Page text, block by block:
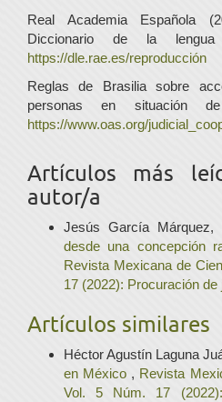
Real Academia Española
Diccionario de la
https://dle.rae.es/reproducción
Reglas de Brasilia sobre
personas en situación de
https://www.oas.org/
Artículos más
autor/a
Jesús García Márquez,
desde una concepción
Revista Mexicana de
17 (2022): Procuración
Artículos similares
Héctor Agustín Laguna
en México , Revista
Vol. 5 Núm. 17